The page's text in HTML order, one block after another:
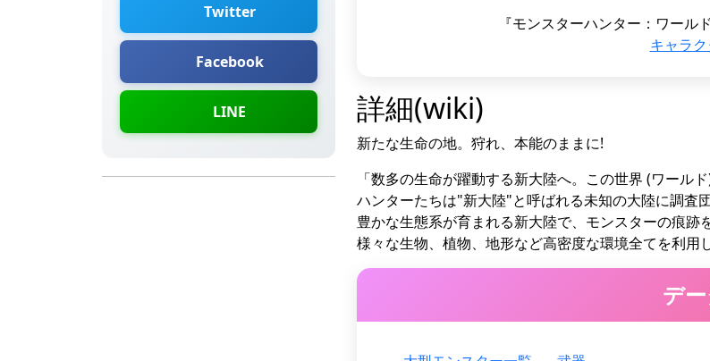
Twitter
Facebook
LINE
『モンスターハンター：ワール
キャラ
詳細(wiki)
新たな生命の地。狩れ、本能のままに!
「数多の生命が躍動する新大陸へ。この世界 (ワール
ハンターたちは"新大陸"と呼ばれる未知の大陸に調査
豊かな生態系が育まれる新大陸で、モンスターの痕跡
様々な生物、植物、地形など高密度な環境全てを利用
デ